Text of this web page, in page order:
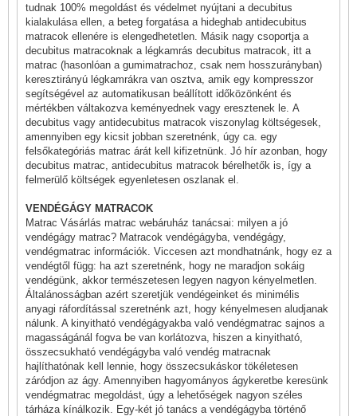
tudnak 100% megoldást és védelmet nyújtani a decubitus
kialakulása ellen, a beteg forgatása a hideghab antidecubitus
matracok ellenére is elengedhetetlen. Másik nagy csoportja a
decubitus matracoknak a légkamrás decubitus matracok, itt a
matrac (hasonlóan a gumimatrachoz, csak nem hosszurányban)
keresztirányú légkamrákra van osztva, amik egy kompresszor
segítségével az automatikusan beállított időközönként és
mértékben váltakozva keményednek vagy eresztenek le. A
decubitus vagy antidecubitus matracok viszonylag költségesek,
amennyiben egy kicsit jobban szeretnénk, úgy ca. egy
felsőkategóriás matrac árát kell kifizetnünk. Jó hír azonban, hogy
decubitus matrac, antidecubitus matracok bérelhetők is, így a
felmerülő költségek egyenletesen oszlanak el.
VENDÉGÁGY MATRACOK
Matrac Vásárlás matrac webáruház tanácsai: milyen a jó
vendégágy matrac? Matracok vendégágyba, vendégágy,
vendégmatrac információk. Viccesen azt mondhatnánk, hogy ez a
vendégtől függ: ha azt szeretnénk, hogy ne maradjon sokáig
vendégünk, akkor természetesen legyen nagyon kényelmetlen.
Általánosságban azért szeretjük vendégeinket és minimélis
anyagi ráfordítással szeretnénk azt, hogy kényelmesen aludjanak
nálunk. A kinyitható vendégágyakba való vendégmatrac sajnos a
magasságánál fogva be van korlátozva, hiszen a kinyitható,
összecsukható vendégágyba való vendég matracnak
hajlíthatónak kell lennie, hogy összecsukáskor tökéletesen
záródjon az ágy. Amennyiben hagyományos ágykeretbe keresünk
vendégmatrac megoldást, úgy a lehetőségek nagyon széles
tárháza kínálkozik. Egy-két jó tanács a vendégágyba történő